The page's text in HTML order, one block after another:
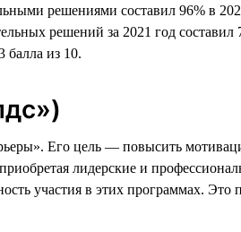
решениями составил 96% в
решений за 2021 год
балла из 10.
Его цель — повысить
лидерские и
участия в этих программах.